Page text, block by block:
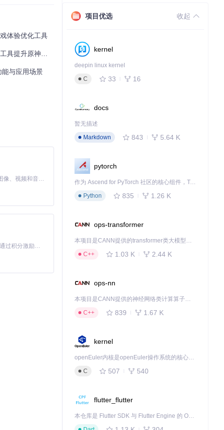
体验优化工具
提升原神体验
与应用场景
MiniMax H3 是一个通用的全模态生成系统。它支持对由文本、图像、视频和音频组成的多模态上下文进行统一理解，并能生成分辨率高达 2K、时长可达 15 秒的带原生立体声音频的视频。得益于面向任务泛化的系统设计，H3 在预训练阶段就已具备广泛的多模态上下文理解与生成能力，能够出色地执行复杂的多模态指令。
「源启盛夏」暑期校园开发者成长计划旨在激活校园开源力量，通过积分激励、认证扶持、资源倾斜等形式，引导高校组织和开发者完成「入驻 — 建项目 — 做贡献 — 获认证 — 得资源」的完整闭环。无论你是想带领社团入驻平台的组织者，还是希望用代码贡献证明自己的开发者，都能在这里找到属于你的成长路径。
项目优选 收起
kernel
deepin linux kernel
C
33 16
docs
暂无描述
Markdown
843 5.64 K
pytorch
作为 Ascend for PyTorch 社区的核心组件，TorchNPU 是昇腾专为 PyTorch 打造的深度学习适配插件，使 PyTorch 框架能够直接调用昇腾 NPU，为开发者提供昇腾 AI 处理器的超强算力。
Python
835 1.26 K
ops-transformer
本项目是CANN提供的transformer类大模型算子库，实现网络在NPU上加速计算。
C++
1.03 K 2.44 K
ops-nn
本项目是CANN提供的神经网络类计算算子库，实现网络在NPU上加速计算。
C++
839 1.67 K
kernel
openEuler内核是openEuler操作系统的核心，既是系统性能与稳定性的基石，也是连接处理器、设备与服务的桥梁。
C
507 540
flutter_flutter
本仓库是 Flutter SDK 与 Flutter Engine 的 OpenHarmony 适配版本，由 CPF-Flutter 团队维护。开发者可使用熟悉的 Flutter 技术栈开发 OpenHarmony 应用，3.35.7 及以后的适配版本可基于本仓库源码构建支持 OpenHarmony 的 Flutter Engine。